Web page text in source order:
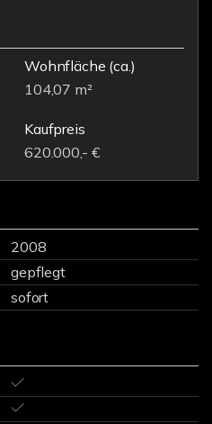
Wohnfläche (ca.)
104,07 m²
Kaufpreis
620.000,- €
2008
gepflegt
sofort